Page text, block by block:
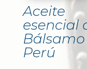
Aceite
esencial
Perú